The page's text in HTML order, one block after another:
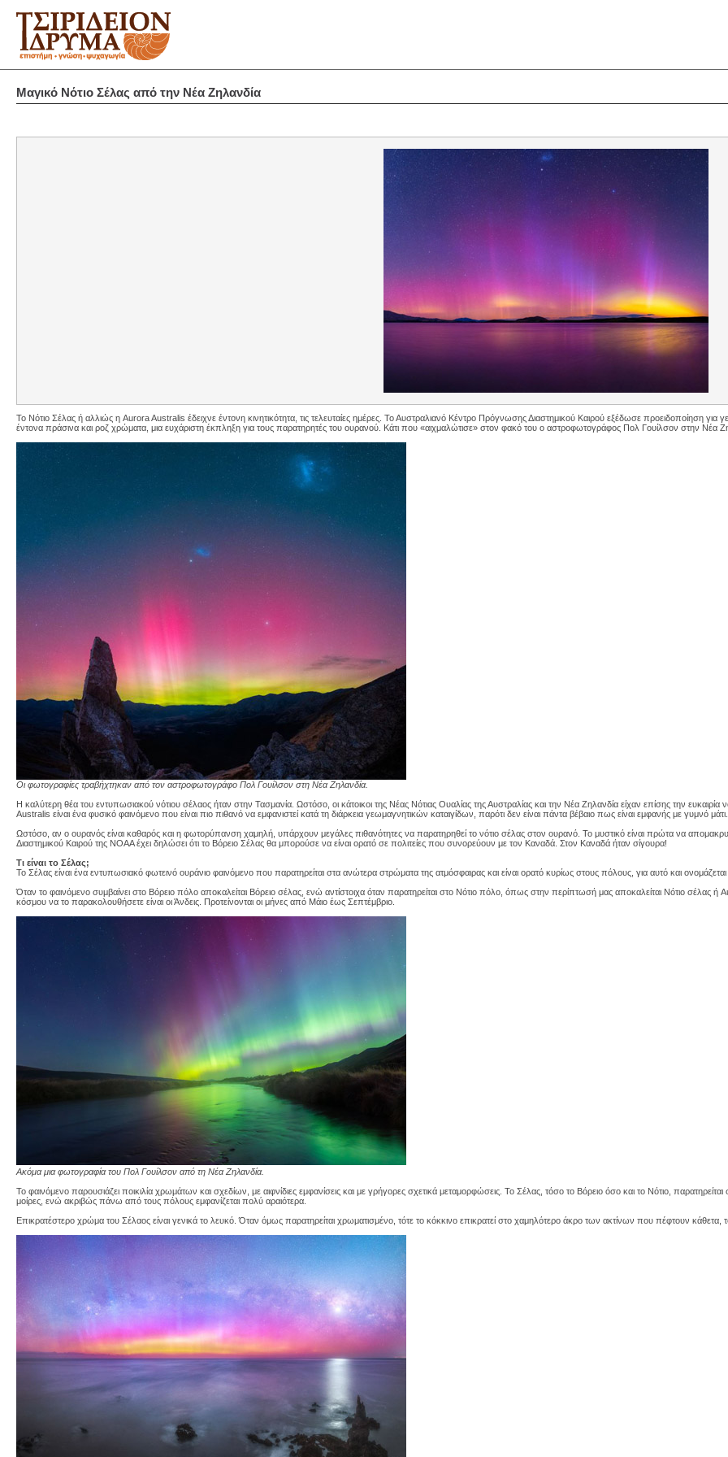
Μαγικό Νότιο Σέλας από την Νέα Ζηλανδία
To Νότιο Σέλας ή αλλιώς η Aurora Australis έδειχνε έντονη κινητικότητα, τις τελευταίες ημέρες. Το Αυστραλιανό Κέντρο Πρόγνωσης Διαστημικού Καιρού εξέδωσε προειδοποίηση για
έντονα πράσινα και ροζ χρώματα, μια ευχάριστη έκπληξη για τους παρατηρητές του ουρανού. Κάτι που «αιχμαλώτισε» στον φακό του ο αστροφωτογράφος Πολ Γουίλσον στην Νέα
Οι φωτογραφίες τραβήχτηκαν από τον αστροφωτογράφο Πολ Γουίλσον στη Νέα Ζηλανδία.
Η καλύτερη θέα του εντυπωσιακού νότιου σέλαος ήταν στην Τασμανία. Ωστόσο, οι κάτοικοι της Νέας Νότιας Ουαλίας της Αυστραλίας και την Νέα Ζηλανδία είχαν επίσης την
Australis είναι ένα φυσικό φαινόμενο που είναι πιο πιθανό να εμφανιστεί κατά τη διάρκεια γεωμαγνητικών καταιγίδων, παρότι δεν είναι πάντα βέβαιο πως είναι εμφανής με γυμνό μάτι.
Ωστόσο, αν ο ουρανός είναι καθαρός και η φωτορύπανση χαμηλή, υπάρχουν μεγάλες πιθανότητες να παρατηρηθεί το νότιο σέλας στον ουρανό. Το μυστικό είναι πρώτα να
Διαστημικού Καιρού της NOAA έχει δηλώσει ότι το Βόρειο Σέλας θα μπορούσε να είναι ορατό σε πολιτείες που συνορεύουν με τον Καναδά. Στον Καναδά ήταν σίγουρα!
Τι είναι το Σέλας;
Το Σέλας είναι ένα εντυπωσιακό φωτεινό ουράνιο φαινόμενο που παρατηρείται στα ανώτερα στρώματα της ατμόσφαιρας και είναι ορατό κυρίως στους πόλους, για αυτό και
Όταν το φαινόμενο συμβαίνει στο Βόρειο πόλο αποκαλείται Βόρειο σέλας, ενώ αντίστοιχα όταν παρατηρείται στο Νότιο πόλο, όπως στην περίπτωσή μας αποκαλείται Νότιο σέλας
κόσμου να το παρακολουθήσετε είναι οι Άνδεις. Προτείνονται οι μήνες από Μάιο έως Σεπτέμβριο.
Ακόμα μια φωτογραφία του Πολ Γουίλσον από τη Νέα Ζηλανδία.
Το φαινόμενο παρουσιάζει ποικιλία χρωμάτων και σχεδίων, με αιφνίδιες εμφανίσεις και με γρήγορες σχετικά μεταμορφώσεις. Το Σέλας, τόσο το Βόρειο όσο και το Νότιο,
μοίρες, ενώ ακριβώς πάνω από τους πόλους εμφανίζεται πολύ αραιότερα.
Επικρατέστερο χρώμα του Σέλαος είναι γενικά το λευκό. Όταν όμως παρατηρείται χρωματισμένο, τότε το κόκκινο επικρατεί στο χαμηλότερο άκρο των ακτίνων που πέφτουν κάθετα,